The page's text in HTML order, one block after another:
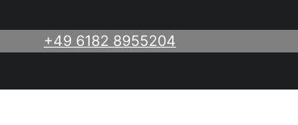
+49 6182 8955204